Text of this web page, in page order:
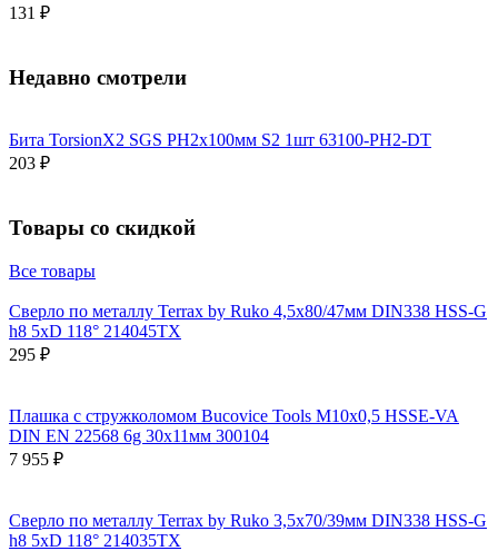
131 ₽
Недавно смотрели
Бита TorsionX2 SGS PH2х100мм S2 1шт 63100-PH2-DT
203 ₽
Товары со скидкой
Все товары
Сверло по металлу Terrax by Ruko 4,5x80/47мм DIN338 HSS-G
h8 5xD 118° 214045TX
295 ₽
Плашка с стружколомом Bucovice Tools М10х0,5 HSSE-VA
DIN EN 22568 6g 30х11мм 300104
7 955 ₽
Сверло по металлу Terrax by Ruko 3,5x70/39мм DIN338 HSS-G
h8 5xD 118° 214035TX